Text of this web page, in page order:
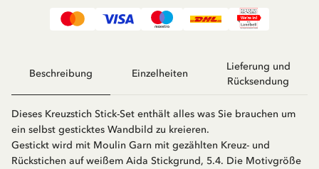
Beschreibung Einzelheiten
Lieferung und
Rücksendung
Dieses Kreuzstich Stick-Set enthält alles was Sie brauchen um
ein selbst gesticktes Wandbild zu kreieren.
Gestickt wird mit Moulin Garn mit gezählten Kreuz- und
Rückstichen auf weißem Aida Stickgrund, 5.4. Die Motivgröße